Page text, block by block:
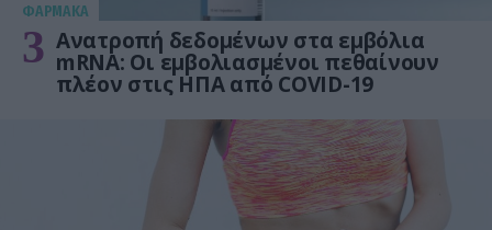
ΦΑΡΜΑΚΑ
3 Ανατροπή δεδομένων στα εμβόλια
mRNA: Οι εμβολιασμένοι πεθαίνουν
πλέον στις ΗΠΑ από COVID-19